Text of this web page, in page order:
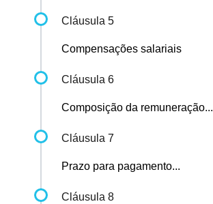
Cláusula 5
Compensações salariais
Cláusula 6
Composição da remuneração...
Cláusula 7
Prazo para pagamento...
Cláusula 8